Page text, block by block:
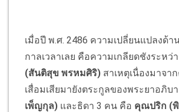
เมื่อปี พ.ศ. 2486 ความเปลี่ยนแปลงด้
กาลเวลาเลย คือความเกลียดชังระหว่
(สันติสุข พรหมศิริ) สาเหตุเนื่องมาจ
เสื่อมเสียมายังตระกูลของพระยาอภิ
เพ็ญกุล) และธิดา 3 คน คือ คุณปริก (